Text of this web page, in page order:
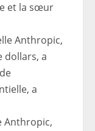
et la sœur
Anthropic,